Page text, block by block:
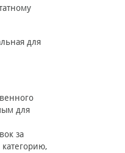
для
для
за